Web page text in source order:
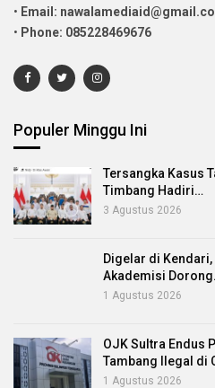
• Email:
• Phone: 085228469676
Populer Minggu Ini
Tersangka Kasus
Timbang Hadiri…
3 Agustus 2026
Digelar di
Akademisi
1 Agustus 2026
OJK Sultra Endus
Tambang Ilegal di
1 Agustus 2026